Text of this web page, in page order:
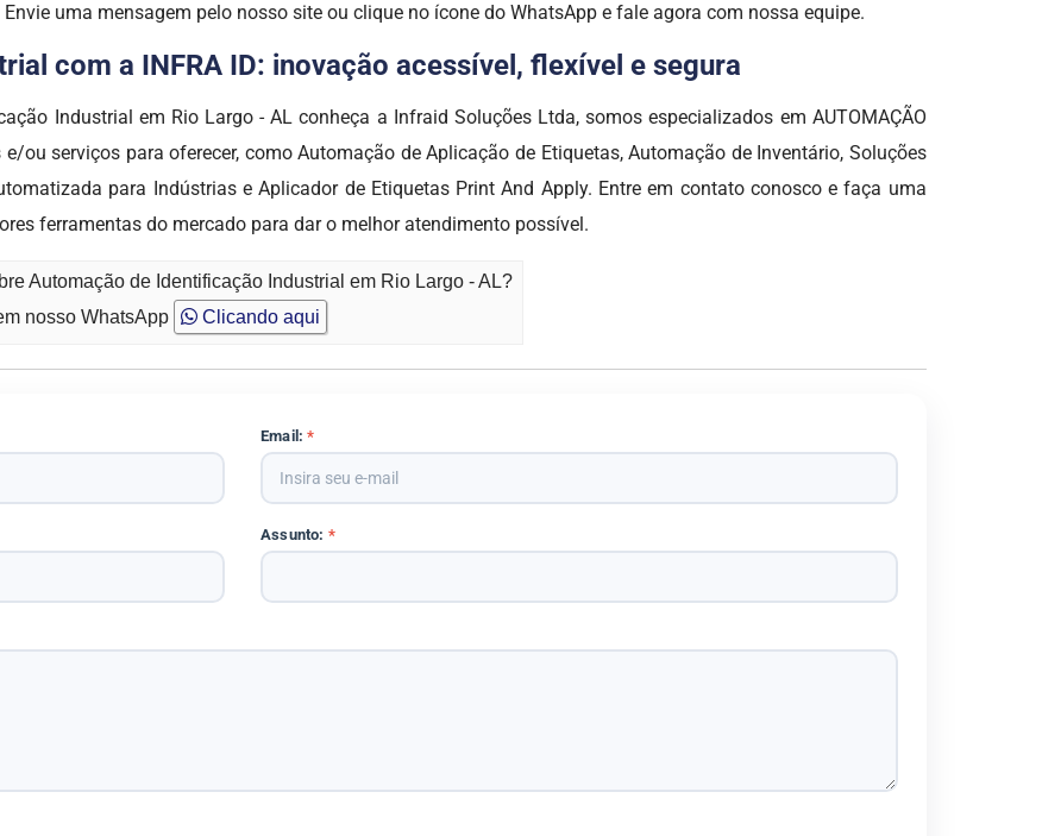
uma mensagem pelo nosso site ou clique no ícone do WhatsApp e fale agora com nossa equipe.
com a INFRA ID: inovação acessível, flexível e segura
Industrial em Rio Largo - AL conheça a Infraid Soluções Ltda, somos especializados em AUTOMAÇÃO
ou serviços para oferecer, como Automação de Aplicação de Etiquetas, Automação de Inventário, Soluções
para Indústrias e Aplicador de Etiquetas Print And Apply. Entre em contato conosco e faça uma
ferramentas do mercado para dar o melhor atendimento possível.
Automação de Identificação Industrial em Rio Largo - AL?
nosso WhatsApp Clicando aqui
Email:*
Assunto: *